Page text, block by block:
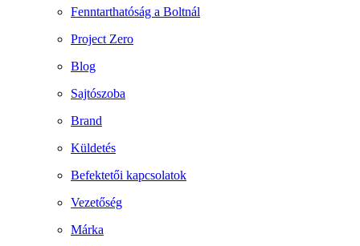
Fenntarthatóság a Boltnál
Project Zero
Blog
Sajtószoba
Brand
Küldetés
Befektetői kapcsolatok
Vezetőség
Márka